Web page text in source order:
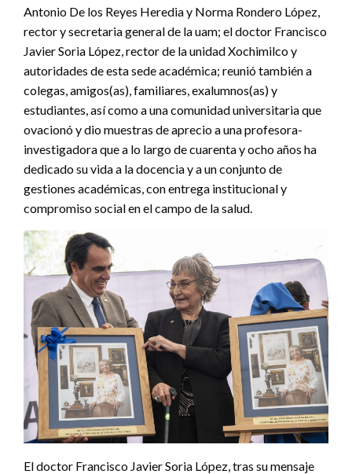
Antonio De los Reyes Heredia y Norma Rondero López,
rector y secretaria general de la uam; el doctor Francisco
Javier Soria López, rector de la unidad Xochimilco y
autoridades de esta sede académica; reunió también a
colegas, amigos(as), familiares, exalumnos(as) y
estudiantes, así como a una comunidad universitaria que
ovacionó y dio muestras de aprecio a una profesora-
investigadora que a lo largo de cuarenta y ocho años ha
dedicado su vida a la docencia y a un conjunto de
gestiones académicas, con entrega institucional y
compromiso social en el campo de la salud.
El doctor Francisco Javier Soria López, tras su mensaje